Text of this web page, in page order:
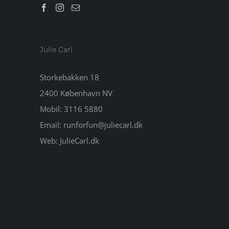
Julie Carl
Storkebakken 18
2400 København NV
Mobil: 3116 5880
Email: runforfun@juliecarl.dk
Web: JulieCarl.dk